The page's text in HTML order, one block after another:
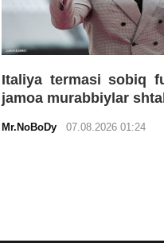
Italiya termasi sobiq
jamoa murabbiylar
Mr.NoBoDy 07.08.2026 01:24